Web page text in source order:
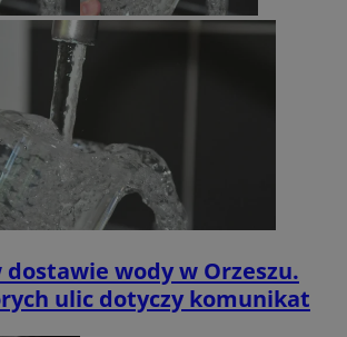
dostawie wody w Orzeszu.
ulic dotyczy komunikat